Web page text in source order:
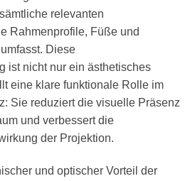
relevanten
Rahmenprofile, Füße und
Diese
ist nicht nur ein ästhetisches
eine klare funktionale Rolle im
Sie reduziert die visuelle Präsenz
und verbessert die
der Projektion.
und optischer Vorteil der